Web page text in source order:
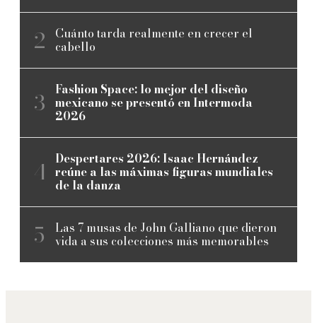
Cuánto tarda realmente en crecer el
cabello
Fashion Space: lo mejor del diseño
mexicano se presentó en Intermoda
2026
Despertares 2026: Isaac Hernández
reúne a las máximas figuras mundiales
de la danza
Las 7 musas de John Galliano que dieron
vida a sus colecciones más memorables